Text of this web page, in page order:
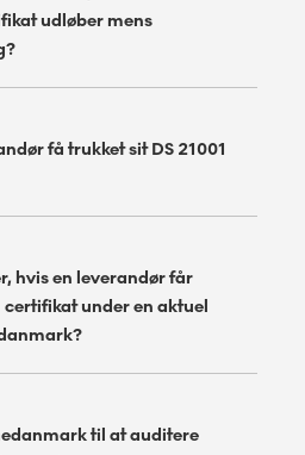
udløber mens
få trukket sit DS 21001
hvis en leverandør får
certifikat under en aktuel
til at auditere